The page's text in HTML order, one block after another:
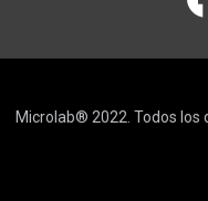
Microlab® 2022. Todos los